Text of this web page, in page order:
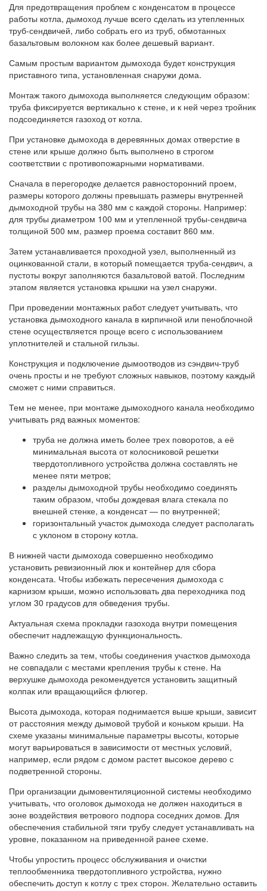
Для предотвращения проблем с конденсатом в процессе
работы котла, дымоход лучше всего сделать из утепленных
труб-сендвичей, либо собрать его из труб, обмотанных
базальтовым волокном как более дешевый вариант.
Самым простым вариантом дымохода будет конструкция
приставного типа, установленная снаружи дома.
Монтаж такого дымохода выполняется следующим образом:
труба фиксируется вертикально к стене, и к ней через тройник
подсоединяется газоход от котла.
При установке дымохода в деревянных домах отверстие в
стене или крыше должно быть выполнено в строгом
соответствии с противопожарными нормативами.
Сначала в перегородке делается равносторонний проем,
размеры которого должны превышать размеры внутренней
дымоходной трубы на 380 мм с каждой стороны. Например:
для трубы диаметром 100 мм и утепленной трубы-сендвича
толщиной 500 мм, размер проема составит 860 мм.
Затем устанавливается проходной узел, выполненный из
оцинкованной стали, в который помещается труба-сендвич, а
пустоты вокруг заполняются базальтовой ватой. Последним
этапом является установка крышки на узел снаружи.
При проведении монтажных работ следует учитывать, что
установка дымоходного канала в кирпичной или пеноблочной
стене осуществляется проще всего с использованием
уплотнителей и стальной гильзы.
Конструкция и подключение дымоотводов из сэндвич-труб
очень просты и не требуют сложных навыков, поэтому каждый
сможет с ними справиться.
Тем не менее, при монтаже дымоходного канала необходимо
учитывать ряд важных моментов:
труба не должна иметь более трех поворотов, а её
минимальная высота от колосниковой решетки
твердотопливного устройства должна составлять не
менее пяти метров;
разделы дымоходной трубы необходимо соединять
таким образом, чтобы дождевая влага стекала по
внешней стенке, а конденсат — по внутренней;
горизонтальный участок дымохода следует располагать
с уклоном в сторону котла.
В нижней части дымохода совершенно необходимо
установить ревизионный люк и контейнер для сбора
конденсата. Чтобы избежать пересечения дымохода с
карнизом крыши, можно использовать два переходника под
углом 30 градусов для обведения трубы.
Актуальная схема прокладки газохода внутри помещения
обеспечит надлежащую функциональность.
Важно следить за тем, чтобы соединения участков дымохода
не совпадали с местами крепления трубы к стене. На
верхушке дымохода рекомендуется установить защитный
колпак или вращающийся флюгер.
Высота дымохода, которая поднимается выше крыши, зависит
от расстояния между дымовой трубой и коньком крыши. На
схеме указаны минимальные параметры высоты, которые
могут варьироваться в зависимости от местных условий,
например, если рядом с домом растет высокое дерево с
подветренной стороны.
При организации дымовентиляционной системы необходимо
учитывать, что оголовок дымохода не должен находиться в
зоне воздействия ветрового подпора соседних домов. Для
обеспечения стабильной тяги трубу следует устанавливать на
уровне, показанном на приведенной ранее схеме.
Чтобы упростить процесс обслуживания и очистки
теплообменника твердотопливного устройства, нужно
обеспечить доступ к котлу с трех сторон. Желательно оставить